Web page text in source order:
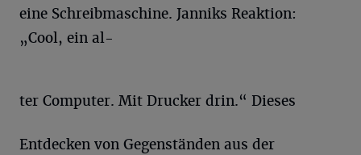
eine Schreibmaschine. Janniks Reaktion:
„Cool, ein al-
ter Computer. Mit Drucker drin.“ Dieses
Entdecken von Gegenständen aus der